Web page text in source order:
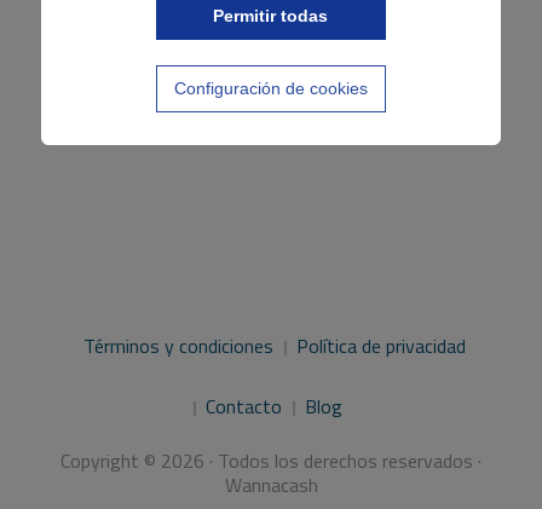
Permitir todas
Configuración de cookies
Términos y condiciones Política de privacidad
Contacto
Blog
Copyright © 2026 · Todos los derechos reservados ·
Wannacash